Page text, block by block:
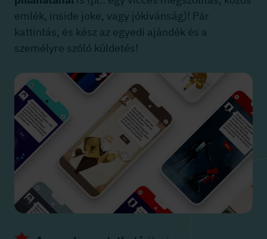
emlék, inside joke, vagy jókívánság)! Pár
kattintás, és kész az egyedi ajándék és a
személyre szóló küldetés!